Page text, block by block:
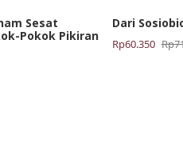
Sesat
Pokok Pikiran
Dari
Rp
Harga
Rp60.350
Harga